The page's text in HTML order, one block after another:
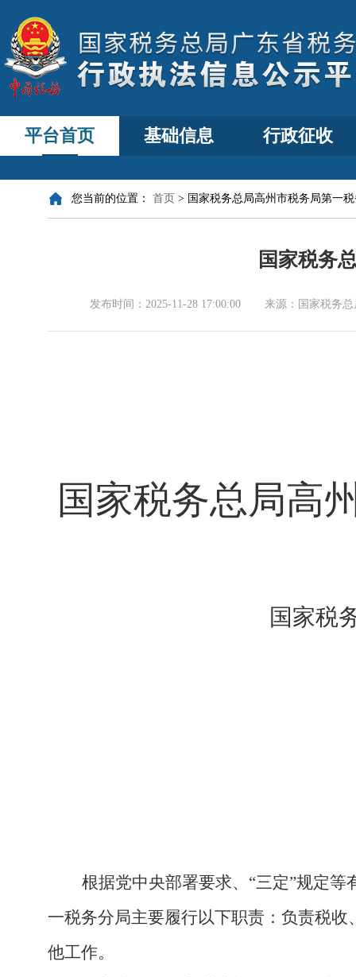
平台首页 基础信息 行政征收
您当前的位置： 首页 > 国家税务总局高州市税务局第一
国家税务
发布时间： 2025-11-28 17:00:00 来源： 国家税务
国家税务总局高
国家税
根据党中央部署要求、 “三定”规定等
一税务分局主要履行以下职责： 负责税收
他工作。